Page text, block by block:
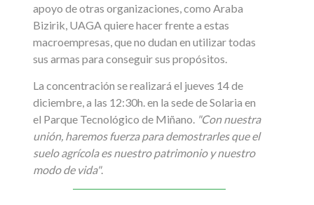
apoyo de otras organizaciones, como Araba
Bizirik, UAGA quiere hacer frente a estas
macroempresas, que no dudan en utilizar todas
sus armas para conseguir sus propósitos.
La concentración se realizará el jueves 14 de
diciembre, a las 12:30h. en la sede de Solaria en
el Parque Tecnológico de Miñano. "Con nuestra
unión, haremos fuerza para demostrarles que el
suelo agrícola es nuestro patrimonio y nuestro
modo de vida".